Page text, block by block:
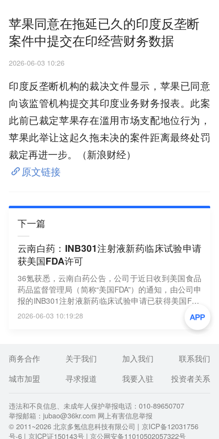
苹果同意在拖延已久的印度反垄断
案件中提交在印经营财务数据
2026-06-03 10:26
印度反垄断机构的裁决文件显示，苹果已同意
向该监管机构提交其印度业务财务报表。此案
此前已裁定苹果存在滥用市场支配地位行为，
苹果此举让这起久拖未决的案件距离最终处罚
裁定再进一步。（新浪财经）
原文链接
下一篇
云南白药：INB301注射液新药临床试验申请
获美国FDA许可
36氪获悉，云南白药公告，公司于近日收到美国食品
药品监督管理局（简称“美国FDA”）的通知，由公司申
报的INB301注射液新药临床试验申请已获得美国FDA
许可，同意开展临床试验，拟开发适应症为肿瘤恶病
2026-06-03 10:19:28
商务合作 关于我们 加入我们
联系我们
城市加盟
寻求报道 我要入驻 投资者关系
违法和不良信息、未成年人保护举报电话：010-89650707
举报邮箱：jubao@36kr.com 网上有害信息举报
© 2011~2026北京多氪信息科技有限公司 | 京ICP备12031756
号-6 | 京ICP证150143号 | 京公网安备11010502057322号